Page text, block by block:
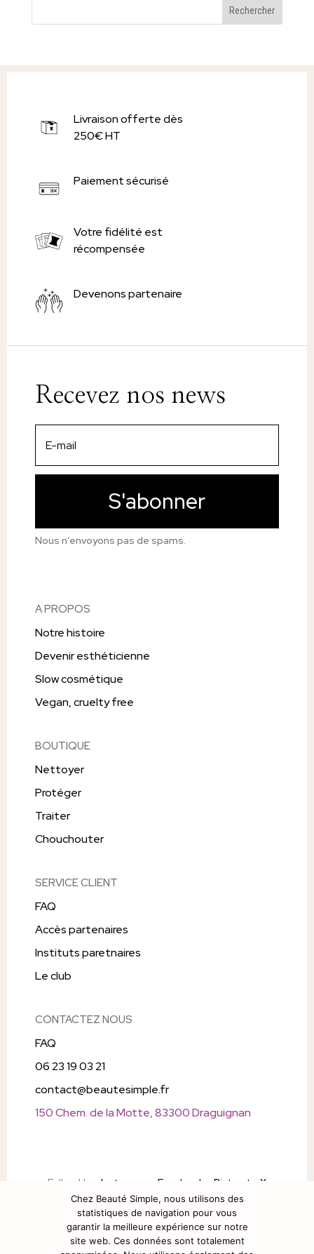
Livraison offerte dès
250€ HT
Paiement sécurisé
Votre fidélité est
récompensée
Devenons partenaire
Recevez nos news
S'abonner
Nous n’envoyons pas de spams.
A PROPOS
Notre histoire
Devenir esthéticienne
Slow cosmétique
Vegan, cruelty free
BOUTIQUE
Nettoyer
Protéger
Traiter
Chouchouter
SERVICE CLIENT
FAQ
Accès partenaires
Instituts paretnaires
Le club
CONTACTEZ NOUS
FAQ
06 23 19 03 21
contact@beautesimple.fr
150 Chem. de la Motte, 83300 Draguignan
Follow Us Instagram Facebook Pintrest X
Snapchat
Chez Beauté Simple, nous utilisons des
statistiques de navigation pour vous
garantir la meilleure expérience sur notre
site web. Ces données sont totalement